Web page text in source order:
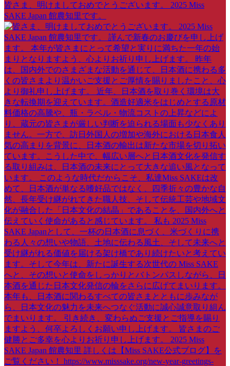
皆さま、明けましておめでとうございます。 2025 Miss
SAKE Japan 館農知里です。